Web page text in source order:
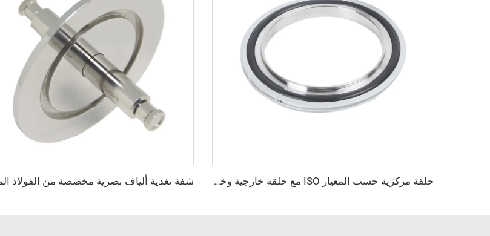
حلقة مركزية حسب المعيار ISO مع حلقة خارجية وختم O-Ring، مقاس ISO63-ISO500، تركيب فراغ من الفولاذ المقاوم للصدأ SS304/SS316L/ألمنيوم، FKM/NBR/EPDM